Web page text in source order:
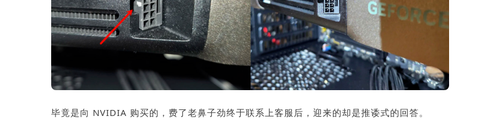
毕竟是向 NVIDIA 购买的，费了老鼻子劲终于联系上客服后，迎来的却是推诿式的回答。